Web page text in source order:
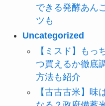
できる発酵あん
ツも
Uncategorized
【ミスド】もっ
つ買えるか徹底
方法も紹介
【古古古米】味